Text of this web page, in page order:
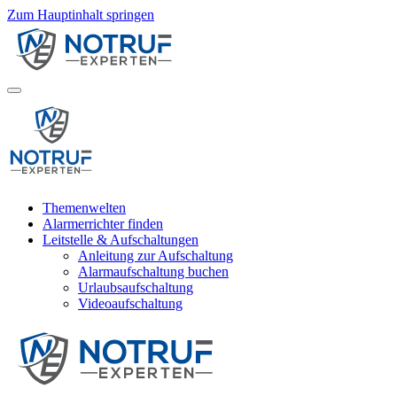
Zum Hauptinhalt springen
Themenwelten
Alarmerrichter finden
Leitstelle & Aufschaltungen
Anleitung zur Aufschaltung
Alarmaufschaltung buchen
Urlaubsaufschaltung
Videoaufschaltung